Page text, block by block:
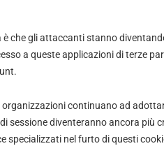
che gli attaccanti stanno
a queste applicazioni di terze
organizzazioni continuano ad
sessione diventeranno ancora più
specializzati nel furto di questi